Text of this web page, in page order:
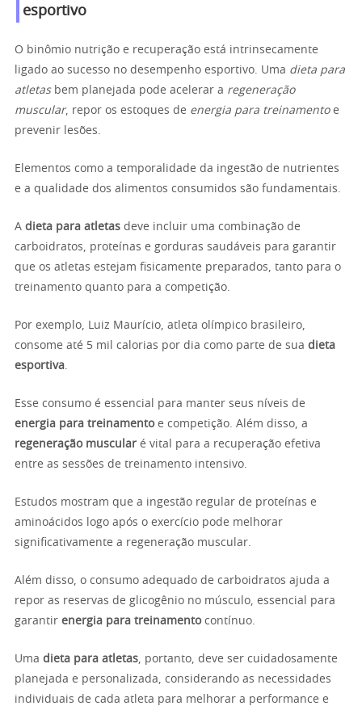
esportivo
O binômio nutrição e recuperação está intrinsecamente
ligado ao sucesso no desempenho esportivo. Uma dieta para
atletasbem planejada pode acelerar a regeneração
muscular, repor os estoques de energia para treinamentoe
prevenir lesões.
Elementos como a temporalidade da ingestão de nutrientes
e a qualidade dos alimentos consumidos são fundamentais.
A dieta para atletas deve incluir uma combinação de
carboidratos, proteínas e gorduras saudáveis para garantir
que os atletas estejam fisicamente preparados, tanto para o
treinamento quanto para a competição.
Por exemplo, Luiz Maurício, atleta olímpico brasileiro,
consome até 5 mil calorias por dia como parte de sua dieta
esportiva.
Esse consumo é essencial para manter seus níveis de
energia para treinamentoe competição. Além disso, a
regeneração muscular é vital para a recuperação efetiva
entre as sessões de treinamento intensivo.
Estudos mostram que a ingestão regular de proteínas e
aminoácidos logo após o exercício pode melhorar
significativamente a regeneração muscular.
Além disso, o consumo adequado de carboidratos ajuda a
repor as reservas de glicogênio no músculo, essencial para
garantir energia para treinamentocontínuo.
Uma dieta para atletas, portanto, deve ser cuidadosamente
planejada e personalizada, considerando as necessidades
individuais de cada atleta para melhorar a performance e